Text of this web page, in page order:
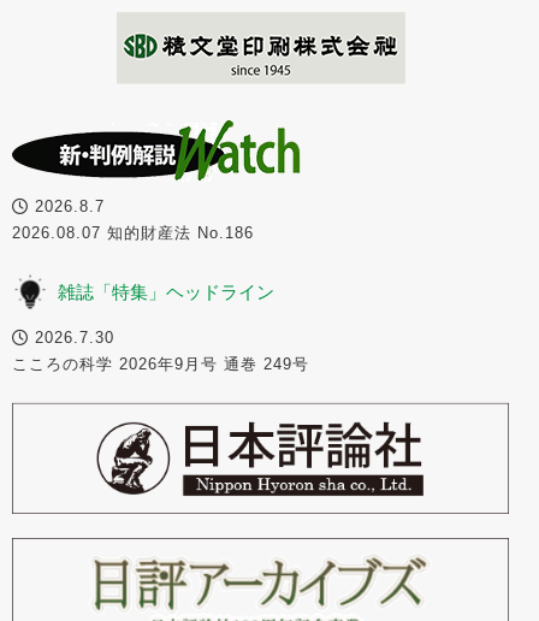
2026.8.7
2026.08.07 知的財産法 No.186
雑誌「特集」ヘッドライン
2026.7.30
こころの科学 2026年9月号 通巻 249号